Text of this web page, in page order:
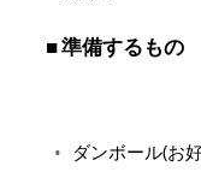
準備するもの
ダンボール(お